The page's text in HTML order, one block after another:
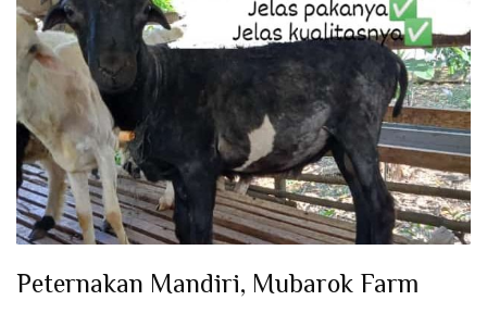
Peternakan Mandiri, Mubarok Farm